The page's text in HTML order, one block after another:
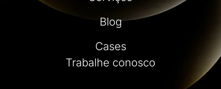
Blog
Cases
Trabalhe conosco